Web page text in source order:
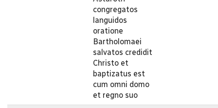
congregatos
languidos
oratione
Bartholomaei
salvatos credidit
Christo et
baptizatus est
cum omni domo
et regno suo